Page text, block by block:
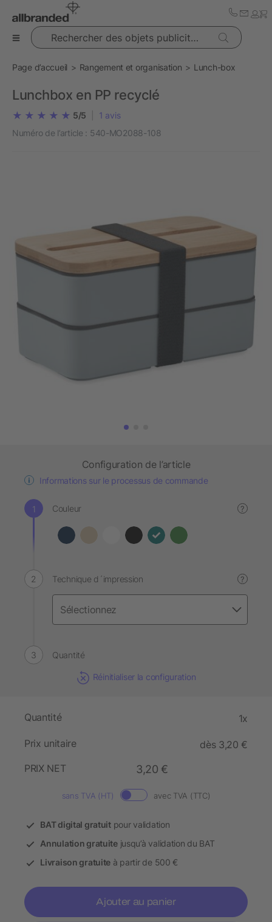
Rechercher des objets publicitaires
Page d’accueil Rangement et organisation Lunch-box
Lunchbox en PP recyclé
5/5 1 avis
Numéro de l’article : 540-MO2088-108
Configuration de l’article
Informations sur le processus de commande
Couleur ?
Technique d´impression ?
Quantité
Réinitialiser la configuration
Quantité 1x
Prix unitaire
dès 3,20 €
PRIX NET
3,20 €
sans TVA (HT) avec TVA (TTC)
BAT digital gratuitpour validation
Annulation gratuitejusqu’à validation du BAT
Livraison gratuite à partir de 500 €
Ajouter au panier